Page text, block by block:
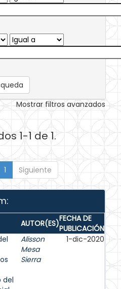
Mostrar filtros avanzados
1-1 de 1.
1 Siguiente
AUTOR(ES)FECHA DE
PUBLICACIÓN
del
Alisson
Mesa
Sierra
1-dic-2020